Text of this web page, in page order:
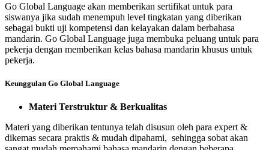
Go Global Language akan memberikan sertifikat untuk para
siswanya jika sudah menempuh level tingkatan yang diberikan
sebagai bukti uji kompetensi dan kelayakan dalam berbahasa
mandarin. Go Global Language juga membuka peluang untuk para
pekerja dengan memberikan kelas bahasa mandarin khusus untuk
pekerja.
Keunggulan Go Global Language
Materi Terstruktur & Berkualitas
Materi yang diberikan tentunya telah disusun oleh para expert &
dikemas secara praktis & mudah dipahami, sehingga sobat akan